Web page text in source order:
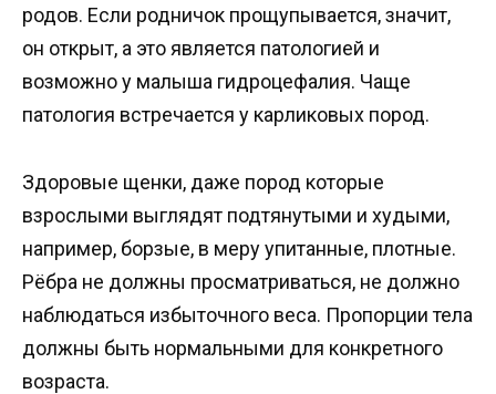
родов. Если родничок прощупывается, значит,
он открыт, а это является патологией и
возможно у малыша гидроцефалия. Чаще
патология встречается у карликовых пород.
Здоровые щенки, даже пород которые
взрослыми выглядят подтянутыми и худыми,
например, борзые, в меру упитанные, плотные.
Рёбра не должны просматриваться, не должно
наблюдаться избыточного веса. Пропорции тела
должны быть нормальными для конкретного
возраста.